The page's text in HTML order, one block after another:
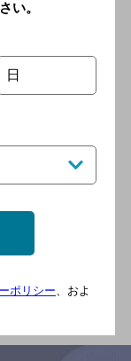
川線 七ツ屋駅
川線 北鉄金
線 北鉄金沢
線 金沢駅／
線 七ツ屋駅
い。
日
ポリシー、およ